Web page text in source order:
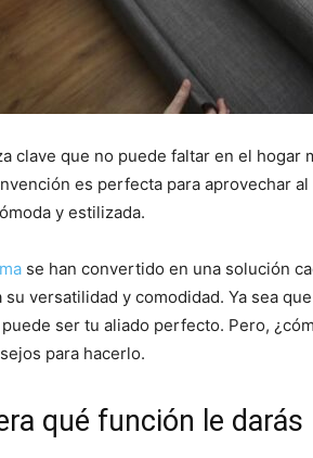
clave que no puede faltar en el hogar
es perfecta para aprovechar
y estilizada.
se han convertido en una solución
su versatilidad y comodidad. Ya sea
puede ser tu aliado perfecto. Pero,
para hacerlo.
qué función le darás